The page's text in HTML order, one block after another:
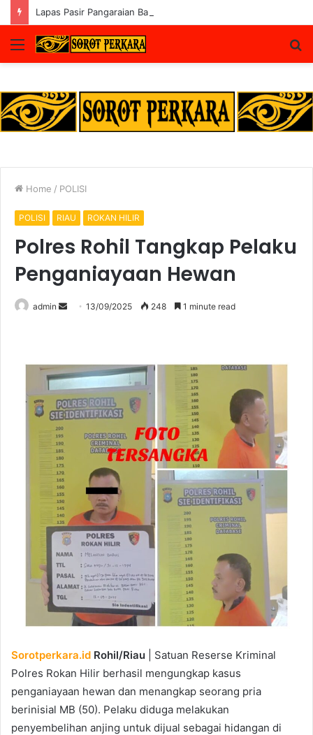
Menu
Home / POLISI
POLISI RIAU ROKAN HILIR
Polres Rohil Tangkap Pelaku
Penganiayaan Hewan
admin
Send13/09/2025 248 1 minute read
Sorotperkara.id Rohil/Riau | Satuan Reserse Kriminal
Polres Rokan Hilir berhasil mengungkap kasus
penganiayaan hewan dan menangkap seorang pria
berinisial MB (50). Pelaku diduga melakukan
penyembelihan anjing untuk dijual sebagai hidangan di